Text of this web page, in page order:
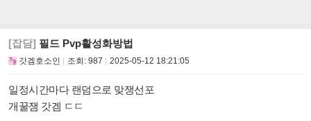
[잡담] 필드 Pvp활성화방법
갓겜호소인 조회: 987 2025-05-12 18:21:05
일정시간마다 랜덤으로 맞쟁선포
개꿀잼 갓겜 ㄷㄷ